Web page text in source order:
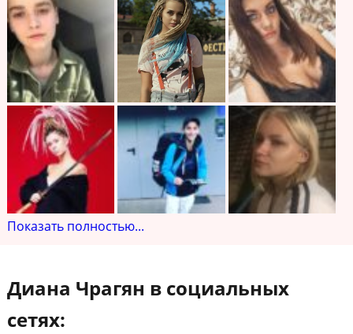
Показать полностью...
Диана Чрагян в социальных
сетях: